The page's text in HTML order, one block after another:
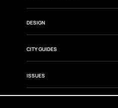
DESIGN
CITY GUIDES
ISSUES